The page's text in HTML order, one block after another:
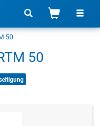
50
50